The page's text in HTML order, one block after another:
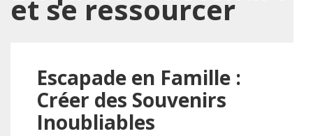
et se ressourcer
Escapade en Famille :
Créer des Souvenirs
Inoubliables